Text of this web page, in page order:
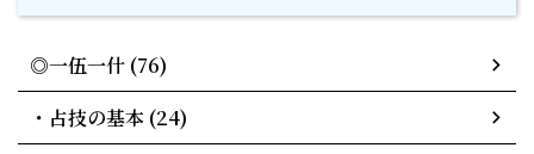
◎一伍一什 (76)
・占技の基本 (24)